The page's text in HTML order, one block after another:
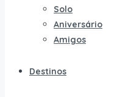
Solo
Aniversário
Amigos
Destinos